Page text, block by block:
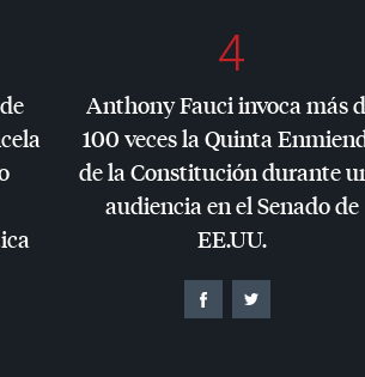
4
Anthony Fauci invoca más
100 veces la Quinta
de la Constitución durante
audiencia en el Senado de
EE.UU.